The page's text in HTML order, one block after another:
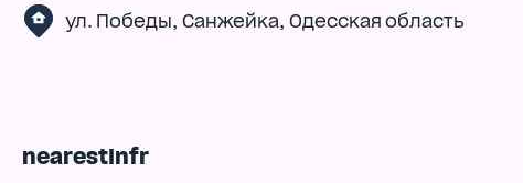
ул. Победы, Санжейка, Одесская область
nearestInfr